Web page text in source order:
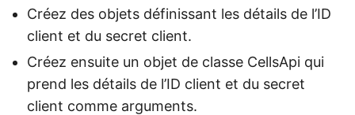
Créez des objets définissant les détails de l’ID
client et du secret client.
Créez ensuite un objet de classe CellsApi qui
prend les détails de l’ID client et du secret
client comme arguments.